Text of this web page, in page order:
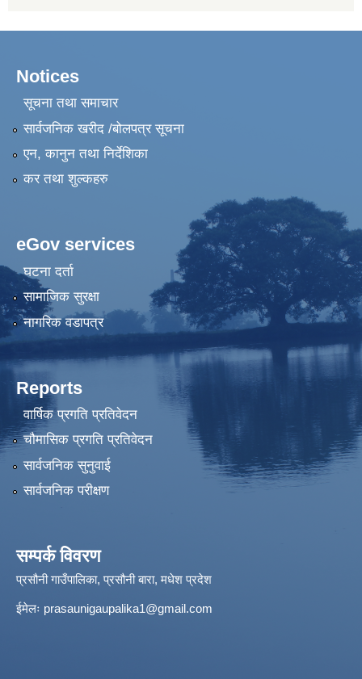
Notices
सूचना तथा समाचार
सार्वजनिक खरीद /बोलपत्र सूचना
एन, कानुन तथा निर्देशिका
कर तथा शुल्कहरु
eGov services
घटना दर्ता
सामाजिक सुरक्षा
नागरिक वडापत्र
Reports
वार्षिक प्रगति प्रतिवेदन
चौमासिक प्रगति प्रतिवेदन
सार्वजनिक सुनुवाई
सार्वजनिक परीक्षण
सम्पर्क विवरण
प्रसौनी गाउँपालिका, प्रसौनी बारा, मधेश प्रदेश
ईमेलः prasaunigaupalika1@gmail.com